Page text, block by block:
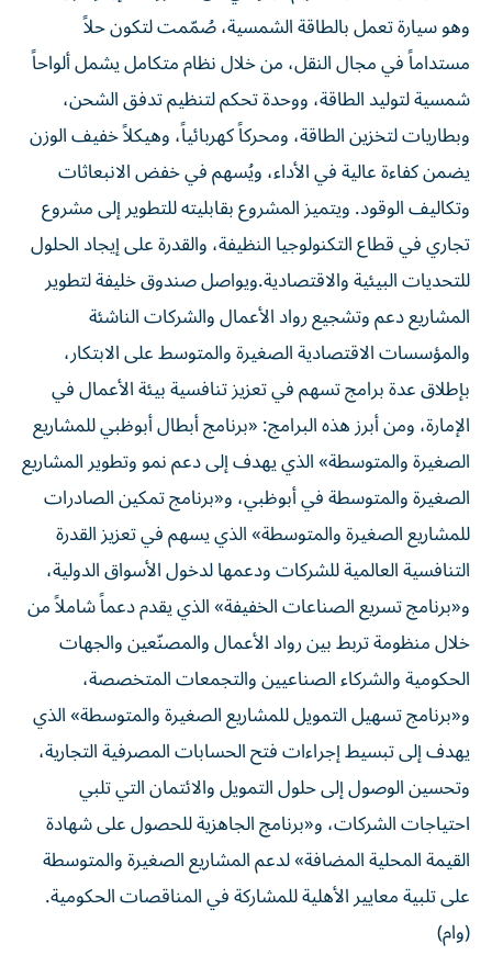
وهو سيارة تعمل بالطاقة الشمسية، صُمّمت لتكون حلاً
مستداماً في مجال النقل، من خلال نظام متكامل يشمل ألواحاً
شمسية لتوليد الطاقة، ووحدة تحكم لتنظيم تدفق الشحن،
وبطاريات لتخزين الطاقة، ومحركاً كهربائياً، وهيكلاً خفيف الوزن
يضمن كفاءة عالية في الأداء، ويُسهم في خفض الانبعاثات
وتكاليف الوقود. ويتميز المشروع بقابليته للتطوير إلى مشروع
تجاري في قطاع التكنولوجيا النظيفة، والقدرة على إيجاد الحلول
للتحديات البيئية والاقتصادية.ويواصل صندوق خليفة لتطوير
المشاريع دعم وتشجيع رواد الأعمال والشركات الناشئة
والمؤسسات الاقتصادية الصغيرة والمتوسط على الابتكار،
بإطلاق عدة برامج تسهم في تعزيز تنافسية بيئة الأعمال في
الإمارة، ومن أبرز هذه البرامج: «برنامج أبطال أبوظبي للمشاريع
الصغيرة والمتوسطة» الذي يهدف إلى دعم نمو وتطوير المشاريع
الصغيرة والمتوسطة في أبوظبي، و«برنامج تمكين الصادرات
للمشاريع الصغيرة والمتوسطة» الذي يسهم في تعزيز القدرة
التنافسية العالمية للشركات ودعمها لدخول الأسواق الدولية،
و«برنامج تسريع الصناعات الخفيفة» الذي يقدم دعماً شاملاً من
خلال منظومة تربط بين رواد الأعمال والمصنّعين والجهات
الحكومية والشركاء الصناعيين والتجمعات المتخصصة،
و«برنامج تسهيل التمويل للمشاريع الصغيرة والمتوسطة» الذي
يهدف إلى تبسيط إجراءات فتح الحسابات المصرفية التجارية،
وتحسين الوصول إلى حلول التمويل والائتمان التي تلبي
احتياجات الشركات، و«برنامج الجاهزية للحصول على شهادة
القيمة المحلية المضافة» لدعم المشاريع الصغيرة والمتوسطة
على تلبية معايير الأهلية للمشاركة في المناقصات الحكومية.
(وام)